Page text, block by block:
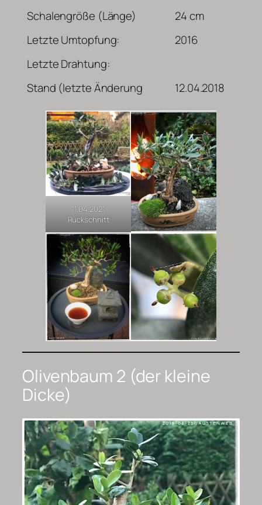
Schalengröße (Länge)
24 cm
Letzte Umtopfung:
2016
Letzte Drahtung:
Stand (letzte Änderung
12.04.2018
11.04.2021
Rückschnitt
Olivenbaum 2 (der kleine
Dicke)